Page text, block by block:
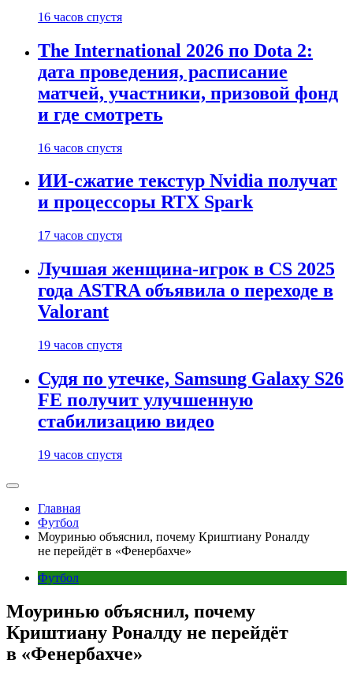
16 часов спустя
The International 2026 по Dota 2:
дата проведения, расписание
матчей, участники, призовой фонд
и где смотреть
16 часов спустя
ИИ-сжатие текстур Nvidia получат
и процессоры RTX Spark
17 часов спустя
Лучшая женщина-игрок в CS 2025
года ASTRA объявила о переходе в
Valorant
19 часов спустя
Судя по утечке, Samsung Galaxy S26
FE получит улучшенную
стабилизацию видео
19 часов спустя
Главная
Футбол
Моуринью объяснил, почему Криштиану Роналду
не перейдёт в «Фенербахче»
Футбол
Моуринью объяснил, почему
Криштиану Роналду не перейдёт
в «Фенербахче»